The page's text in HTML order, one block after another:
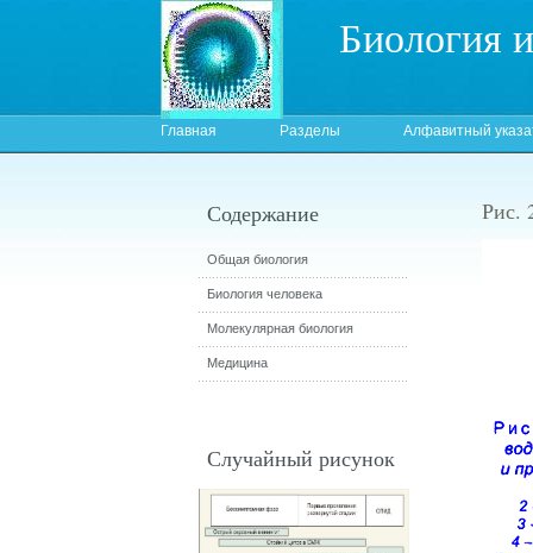
Биология
Главная Разделы Алфавитный
Рис.
Содержание
Общая биология
Биология человека
Молекулярная биология
Медицина
Случайный рисунок